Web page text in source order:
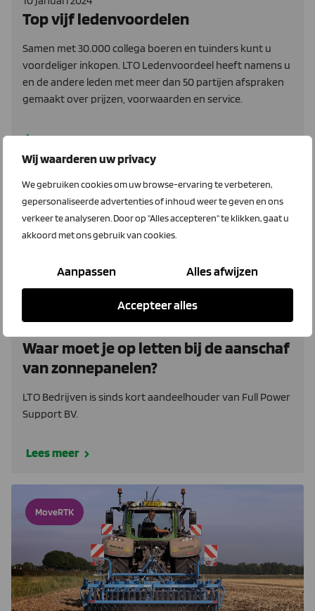
Wij waarderen uw privacy
We gebruiken cookies om uw browse-ervaring te verbeteren,
gepersonaliseerde advertenties of inhoud weer te geven en ons
verkeer te analyseren. Door op "Alles accepteren" te klikken, gaat u
akkoord met ons gebruik van cookies.
Aanpassen Alles afwijzen
Accepteer alles
Top vijf ledenvoordelen
Samen met 30.000 collega boeren en tuinders kunt u
voordeliger inkopen. LTO Ledenvoordeel heeft namens u
en de andere leden met meer dan 50 partijen afspraken
gemaakt over prijzen, voorwaarden en service.
Lees meer
Full Power Support
Waar moet je op letten bij de aanschaf
van zonnepanelen?
LTO Bedrijven is sinds kort aandeelhouder van Full Power
Support BV.
Lees meer
MoveRTK